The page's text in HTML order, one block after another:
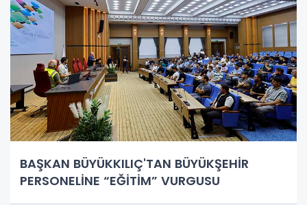
BAŞKAN BÜYÜKKILIÇ'TAN BÜYÜKŞEHİR
PERSONELİNE “EĞİTİM” VURGUSU